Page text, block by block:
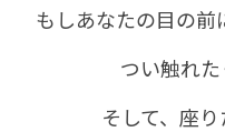
もしあなたの目の前
つい触れた
そして、座り